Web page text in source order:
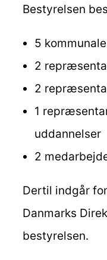
Bestyrelsen
5
2
2
1
uddannelser
2
Dertil indgår
Danmarks
bestyrelsen.